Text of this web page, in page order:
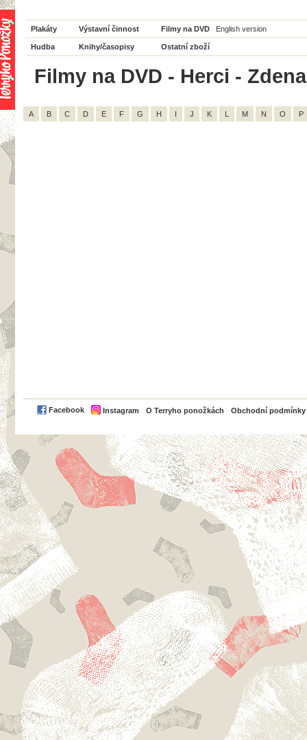
Plakáty Výstavní činnost Filmy na DVD English version
Hudba Knihy/časopisy Ostatní zboží
Filmy na DVD - Herci -
A B C D E F G H I J K L M N O P
Facebook Instagram O Terryho ponožkách Obchodní podmínky
PayPal